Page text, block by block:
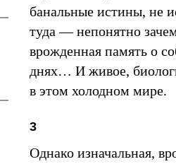
банальные истины, не
туда — непонятно
врожденная память о
днях… И живое,
в этом холодном мире.
3
Однако изначальная,